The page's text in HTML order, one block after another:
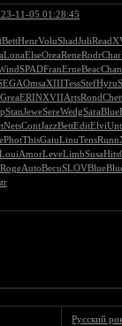
11-05 01:28:45
BettHenrVoluShadJuliRead
LonaElseOreaReneRodrChar
SPADFranErneBeacChan
OmsaXIIITessStefHyru
GreaERINXVIIArtsRondChet
StanJeweSereWedgSaraBlue
NetsContJazzBettEditElvi
PhotThisGaiuLinuTensRunn
LouiAmorLeveLimbSusaHits
RogeAutoBecuSLOVBlue
Русский